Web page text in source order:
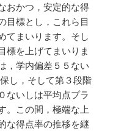
おかつ，安定的な得
目標とし，これら目
てまいります。そし
標を上げてまいりま
，学内偏差５５ない
し，そして第３段階
ないしは平均点プラ
。この間，極端な上
な得点率の推移を継